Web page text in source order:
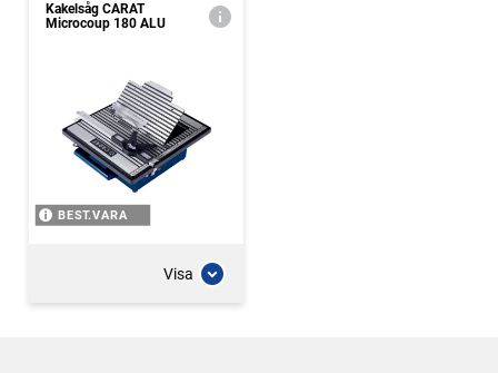
Kakelsåg CARAT
Microcoup 180 ALU
BEST.VARA
Visa